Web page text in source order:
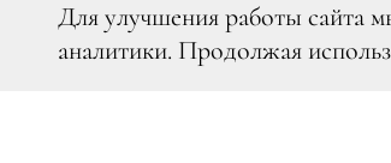
Для улучшения работы сайта
аналитики. Продолжая